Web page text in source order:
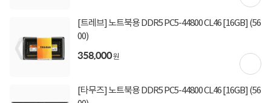
[트레브] 노트북용 DDR5 PC5-44800 CL46 [16GB] (56
00)
358,000원
[타무즈] 노트북용 DDR5 PC5-44800 CL46 [16GB] (56